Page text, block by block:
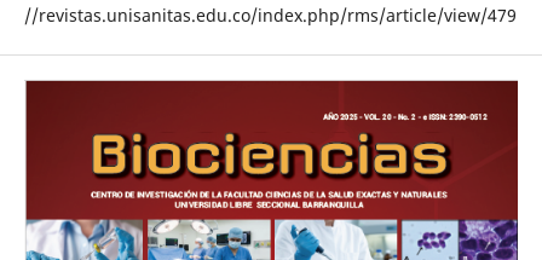
//revistas.unisanitas.edu.co/index.php/rms/article/view/479